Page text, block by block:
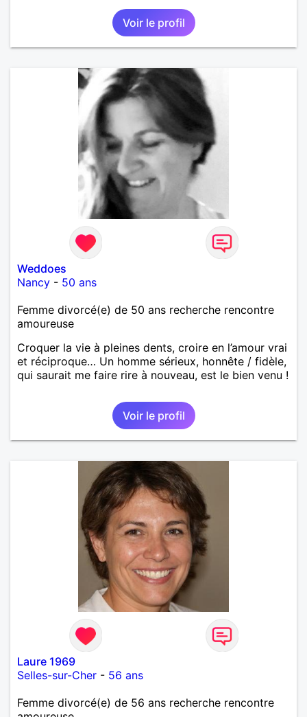
Voir le profil
Weddoes
Nancy - 50 ans
Femme divorcé(e) de 50 ans recherche rencontre
amoureuse
Croquer la vie à pleines dents, croire en l’amour vrai
et réciproque… Un homme sérieux, honnête / fidèle,
qui saurait me faire rire à nouveau, est le bien venu !
Voir le profil
Laure 1969
Selles-sur-Cher - 56 ans
Femme divorcé(e) de 56 ans recherche rencontre